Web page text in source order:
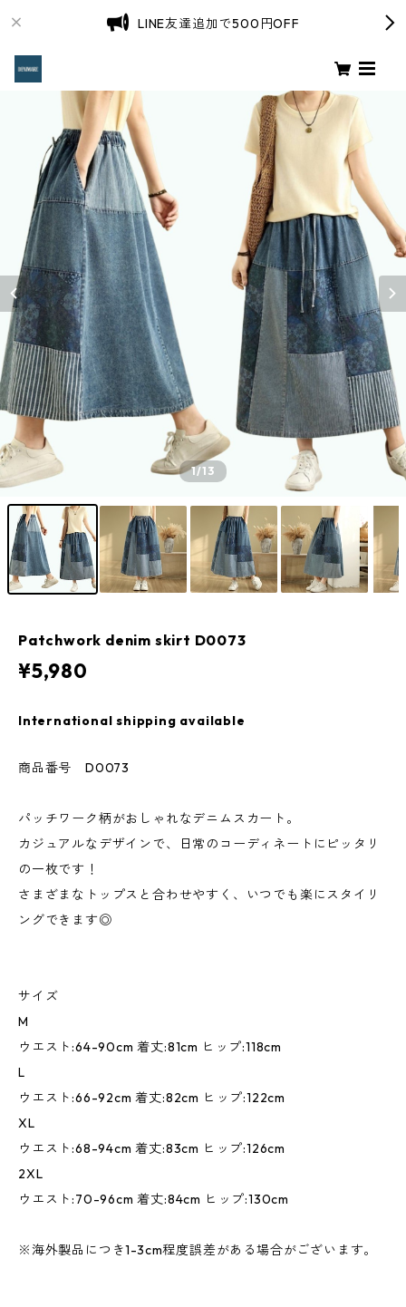
LINE友達追加で500円OFF
1/13
Patchwork denim skirt D0073
¥5,980
International shipping available
商品番号 D0073
パッチワーク柄がおしゃれなデニムスカート。
カジュアルなデザインで、日常のコーディネートにピッタリ
の一枚です！
さまざまなトップスと合わせやすく、いつでも楽にスタイリ
ングできます◎
サイズ
M
ウエスト:64-90cm 着丈:81cm ヒップ:118cm
L
ウエスト:66-92cm 着丈:82cm ヒップ:122cm
XL
ウエスト:68-94cm 着丈:83cm ヒップ:126cm
2XL
ウエスト:70-96cm 着丈:84cm ヒップ:130cm
※海外製品につき1-3cm程度誤差がある場合がございます。